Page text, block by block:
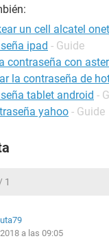
un cell alcatel
ipad - Guide
contraseña con
la contraseña de
tablet android -
yahoo - Guide
1
a las 09:05